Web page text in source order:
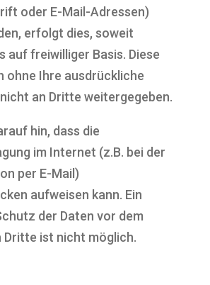
oder E-Mail-Adressen)
erfolgt dies, soweit
auf freiwilliger Basis. Diese
ohne Ihre ausdrückliche
an Dritte weitergegeben.
hin, dass die
im Internet (z.B. bei der
per E-Mail)
aufweisen kann. Ein
der Daten vor dem
ist nicht möglich.